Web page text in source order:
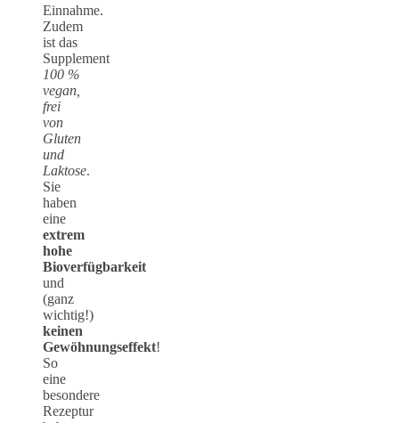
Einnahme.
Zudem
ist das
Supplement
100 %
vegan,
frei
von
Gluten
und
Laktose.
Sie
haben
eine
extrem
hohe
Bioverfügbarkeit
und
(ganz
wichtig!)
keinen
Gewöhnungseffekt!
So
eine
besondere
Rezeptur